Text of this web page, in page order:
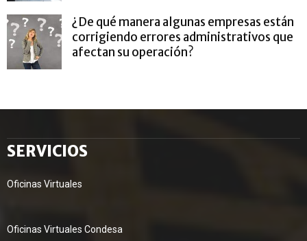
¿De qué manera algunas empresas están
corrigiendo errores administrativos que
afectan su operación?
SERVICIOS
Oficinas Virtuales
Oficinas Virtuales Condesa